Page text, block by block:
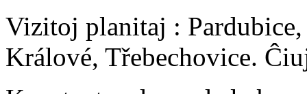
Vizitoj planitaj :
Králové, Třebechovice.